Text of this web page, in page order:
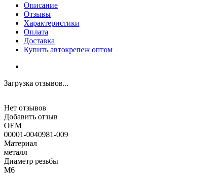
Описание
Отзывы
Характеристики
Оплата
Доставка
Купить автокрепеж оптом
Загрузка отзывов...
Нет отзывов
Добавить отзыв
OEM
00001-0040981-009
Материал
металл
Диаметр резьбы
M6